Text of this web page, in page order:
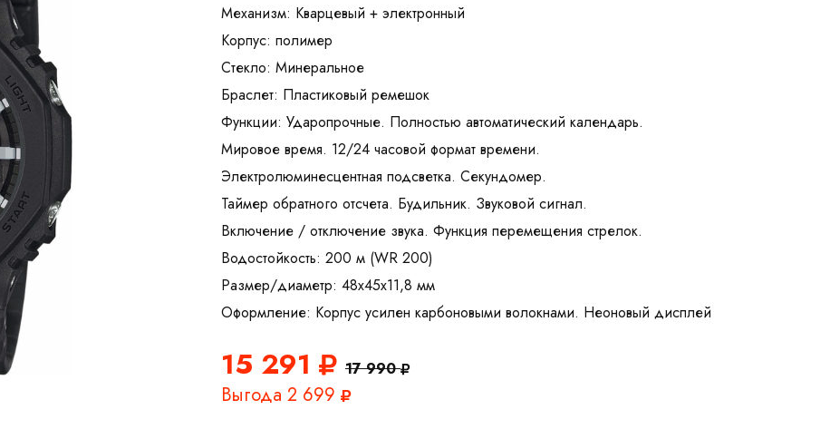
Механизм: Кварцевый + электронный
Корпус: полимер
Стекло: Минеральное
Браслет: Пластиковый ремешок
Функции: Ударопрочные. Полностью автоматический календарь.
Мировое время. 12/24 часовой формат времени.
Электролюминесцентная подсветка. Секундомер.
Таймер обратного отсчета. Будильник. Звуковой сигнал.
Включение / отключение звука. Функция перемещения стрелок.
Водостойкость: 200 м (WR 200)
Размер/диаметр: 48х45х11,8 мм
15 291 17 990
Выгода 2 699